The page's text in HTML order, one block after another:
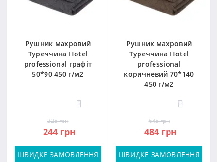
Рушник махровий
Туреччина Hotel
professional графіт
50*90 450 г/м2
5
325 грн
244 грн
ШВИДКЕ ЗАМОВЛЕННЯ
Рушник махровий
Туреччина Hotel
professional
коричневий 70*140
450 г/м2
18
645 грн
484 грн
ШВИДКЕ ЗАМОВЛЕННЯ